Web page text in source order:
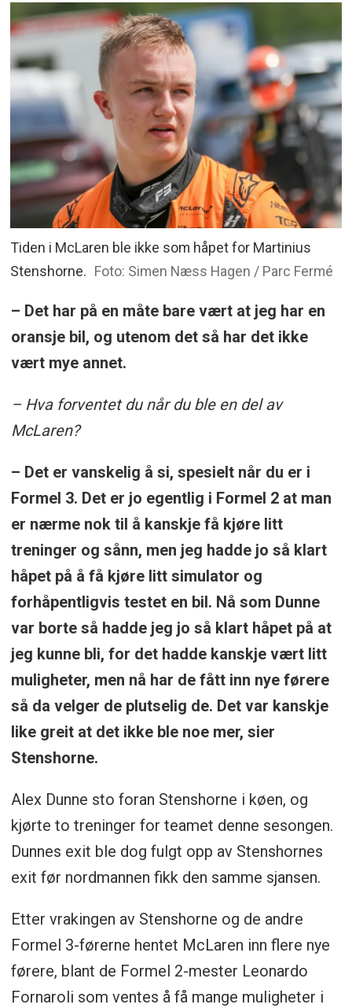
Tiden i McLaren ble ikke som håpet for Martinius
Stenshorne. Foto: Simen Næss Hagen / Parc Fermé
– Det har på en måte bare vært at jeg har en
oransje bil, og utenom det så har det ikke
vært mye annet.
– Hva forventet du når du ble en del av
McLaren?
– Det er vanskelig å si, spesielt når du er i
Formel 3. Det er jo egentlig i Formel 2 at man
er nærme nok til å kanskje få kjøre litt
treninger og sånn, men jeg hadde jo så klart
håpet på å få kjøre litt simulator og
forhåpentligvis testet en bil. Nå som Dunne
var borte så hadde jeg jo så klart håpet på at
jeg kunne bli, for det hadde kanskje vært litt
muligheter, men nå har de fått inn nye førere
så da velger de plutselig de. Det var kanskje
like greit at det ikke ble noe mer, sier
Stenshorne.
Alex Dunne sto foran Stenshorne i køen, og
kjørte to treninger for teamet denne sesongen.
Dunnes exit ble dog fulgt opp av Stenshornes
exit før nordmannen fikk den samme sjansen.
Etter vrakingen av Stenshorne og de andre
Formel 3-førerne hentet McLaren inn flere nye
førere, blant de Formel 2-mester Leonardo
Fornaroli som ventes å få mange muligheter i